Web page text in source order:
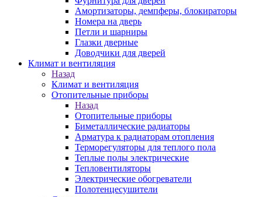
Амортизаторы, демпферы, блокираторы
Номера на дверь
Петли и шарниры
Глазки дверные
Доводчики для дверей
Климат и вентиляция
Назад
Климат и вентиляция
Отопительные приборы
Назад
Отопительные приборы
Биметаллические радиаторы
Арматура к радиаторам отопления
Терморегуляторы для теплого пола
Теплые полы электрические
Тепловентиляторы
Электрические обогреватели
Полотенцесушители